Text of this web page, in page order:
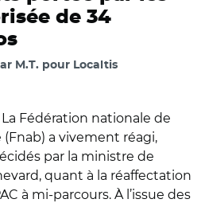
de 34
M.T. pour Localtis
Fédération nationale de
a vivement réagi,
par la ministre de
quant à la réaffectation
à mi-parcours. À l’issue des